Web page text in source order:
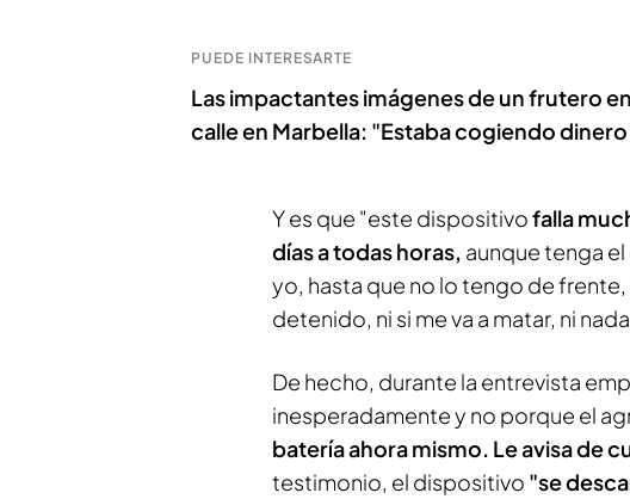
PUEDE INTERESARTE
Las impactantes imágenes de un frutero
calle en Marbella: "Estaba cogiendo
Y es que "este dispositivofalla
días a todas horas, aunque tenga
yo, hasta que no lo tengo de frente,
detenido, ni si me va a matar, ni
De hecho, durante la entrevista
inesperadamente y no porque el
batería ahora mismo. Le avisa de
testimonio, el dispositivo "se